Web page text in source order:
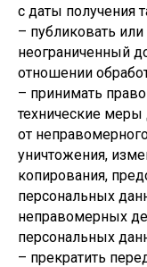
с даты получения
– публиковать
неограниченный
отношении
– принимать
технические
от
уничтожения,
копирования,
персональных
неправомерных
персональных
– прекратить